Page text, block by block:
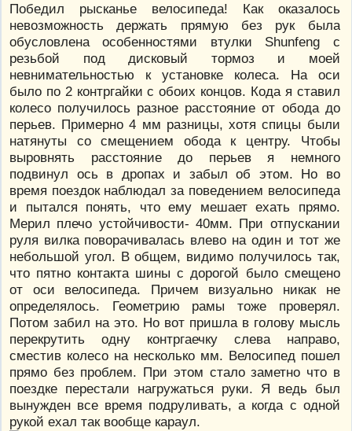
Победил рысканье велосипеда! Как оказалось
невозможность держать прямую без рук была
обусловлена особенностями втулки Shunfeng с
резьбой под дисковый тормоз и моей
невнимательностью к установке колеса. На оси
было по 2 контргайки с обоих концов. Кода я ставил
колесо получилось разное расстояние от обода до
перьев. Примерно 4 мм разницы, хотя спицы были
натянуты со смещением обода к центру. Чтобы
выровнять расстояние до перьев я немного
подвинул ось в дропах и забыл об этом. Но во
время поездок наблюдал за поведением велосипеда
и пытался понять, что ему мешает ехать прямо.
Мерил плечо устойчивости- 40мм. При отпускании
руля вилка поворачивалась влево на один и тот же
небольшой угол. В общем, видимо получилось так,
что пятно контакта шины с дорогой было смещено
от оси велосипеда. Причем визуально никак не
определялось. Геометрию рамы тоже проверял.
Потом забил на это. Но вот пришла в голову мысль
перекрутить одну контргаечку слева направо,
сместив колесо на несколько мм. Велосипед пошел
прямо без проблем. При этом стало заметно что в
поездке перестали нагружаться руки. Я ведь был
вынужден все время подруливать, а когда с одной
рукой ехал так вообще караул.